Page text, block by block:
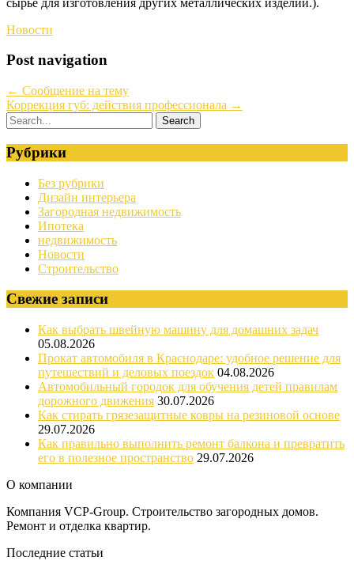
Новости
Post navigation
← Сообщение на тему
Коррекция губ: действия профессионала →
Рубрики
Без рубрики
Дизайн интерьера
Загородная недвижимость
Ипотека
недвижимость
Новости
Строительство
Свежие записи
Как выбрать швейную машину для домашних задач
05.08.2026
Прокат автомобиля в Краснодаре: удобное решение для
путешествий и деловых поездок 04.08.2026
Автомобильный городок для обучения детей правилам
дорожного движения 30.07.2026
Как стирать грязезащитные ковры на резиновой основе
29.07.2026
Как правильно выполнить ремонт балкона и превратить
его в полезное пространство 29.07.2026
О компании
Компания VCP-Group. Строительство загородных домов.
Ремонт и отделка квартир.
Последние статьи